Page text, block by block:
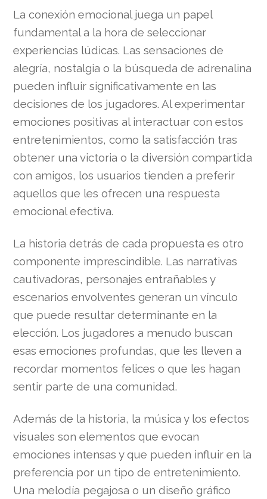
La conexión emocional juega un papel
fundamental a la hora de seleccionar
experiencias lúdicas. Las sensaciones de
alegría, nostalgia o la búsqueda de adrenalina
pueden influir significativamente en las
decisiones de los jugadores. Al experimentar
emociones positivas al interactuar con estos
entretenimientos, como la satisfacción tras
obtener una victoria o la diversión compartida
con amigos, los usuarios tienden a preferir
aquellos que les ofrecen una respuesta
emocional efectiva.
La historia detrás de cada propuesta es otro
componente imprescindible. Las narrativas
cautivadoras, personajes entrañables y
escenarios envolventes generan un vínculo
que puede resultar determinante en la
elección. Los jugadores a menudo buscan
esas emociones profundas, que les lleven a
recordar momentos felices o que les hagan
sentir parte de una comunidad.
Además de la historia, la música y los efectos
visuales son elementos que evocan
emociones intensas y que pueden influir en la
preferencia por un tipo de entretenimiento.
Una melodía pegajosa o un diseño gráfico